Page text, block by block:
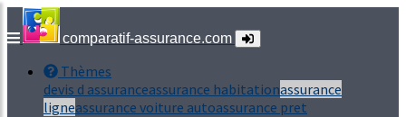
comparatif-assurance.com
Thèmes
devis d assuranceassurance habitationassurance
ligneassurance voiture autoassurance pret